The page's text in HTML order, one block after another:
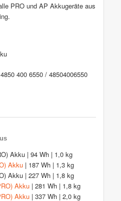
PRO und AP Akkugeräte aus
400 6550 / 48504006550
Akku | 94 Wh | 1,0 kg
Akku | 187 Wh | 1,3 kg
Akku | 227 Wh | 1,8 kg
Akku | 281 Wh | 1,8 kg
Akku | 337 Wh | 2,0 kg